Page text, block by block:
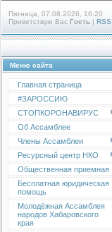
Пятница, 07.08.2026, 16:20
Приветствую Вас Гость | RSS
Меню сайта
Главная страница
#ЗАРОССИЮ
СТОПКОРОНАВИРУС
Об Ассамблее
Члены Ассамблеи
Ресурсный центр НКО
Общественная приемная
Бесплатная юридическая
помощь
Молодёжная Ассамблея
народов Хабаровского
края